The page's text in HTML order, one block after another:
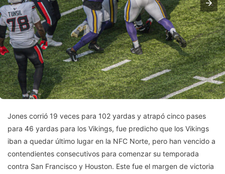
Jones corrió 19 veces para 102 yardas y atrapó cinco pases
para 46 yardas para los Vikings, fue predicho que los Vikings
iban a quedar último lugar en la NFC Norte, pero han vencido a
contendientes consecutivos para comenzar su temporada
contra San Francisco y Houston. Este fue el margen de victoria